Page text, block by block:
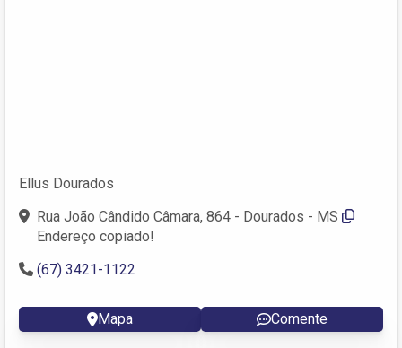
Ellus Dourados
Rua João Cândido Câmara, 864 - Dourados - MS
Endereço copiado!
(67) 3421-1122
Mapa Comente